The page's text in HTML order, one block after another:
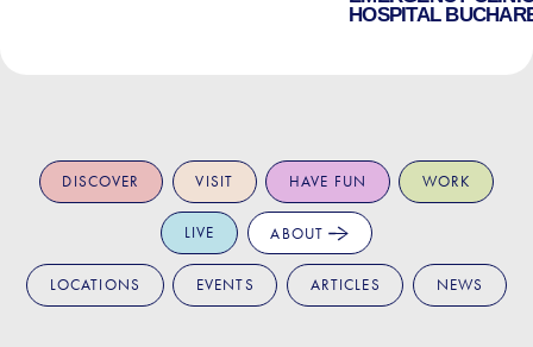
HOSPITAL
DISCOVER VISIT HAVE FUN WORK
LIVE ABOUT
LOCATIONS EVENTS ARTICLES NEWS